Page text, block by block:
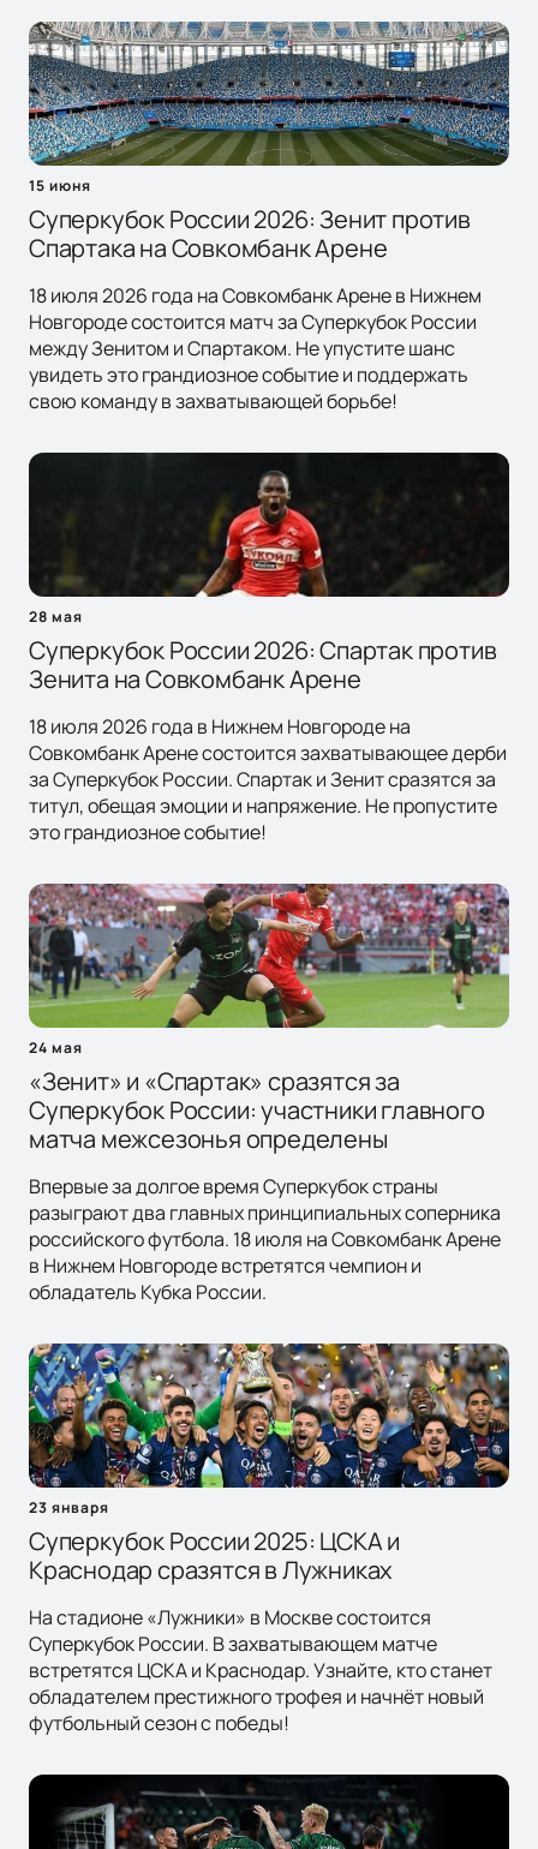
15 июня
Суперкубок России 2026: Зенит против
Спартака на Совкомбанк Арене
18 июля 2026 года на Совкомбанк Арене в Нижнем
Новгороде состоится матч за Суперкубок России
между Зенитом и Спартаком. Не упустите шанс
увидеть это грандиозное событие и поддержать
свою команду в захватывающей борьбе!
28 мая
Суперкубок России 2026: Спартак против
Зенита на Совкомбанк Арене
18 июля 2026 года в Нижнем Новгороде на
Совкомбанк Арене состоится захватывающее дерби
за Суперкубок России. Спартак и Зенит сразятся за
титул, обещая эмоции и напряжение. Не пропустите
это грандиозное событие!
24 мая
«Зенит» и «Спартак» сразятся за
Суперкубок России: участники главного
матча межсезонья определены
Впервые за долгое время Суперкубок страны
разыграют два главных принципиальных соперника
российского футбола. 18 июля на Совкомбанк Арене
в Нижнем Новгороде встретятся чемпион и
обладатель Кубка России.
23 января
Суперкубок России 2025: ЦСКА и
Краснодар сразятся в Лужниках
На стадионе «Лужники» в Москве состоится
Суперкубок России. В захватывающем матче
встретятся ЦСКА и Краснодар. Узнайте, кто станет
обладателем престижного трофея и начнёт новый
футбольный сезон с победы!